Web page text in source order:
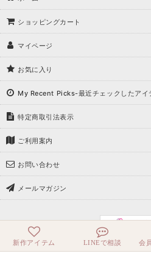
新作アイテム LINEで相談 会
ショッピングカート
マイページ
お気に入り
My Recent Picks-最近チェックしたアイ
特定商取引法表示
ご利用案内
お問い合わせ
メールマガジン